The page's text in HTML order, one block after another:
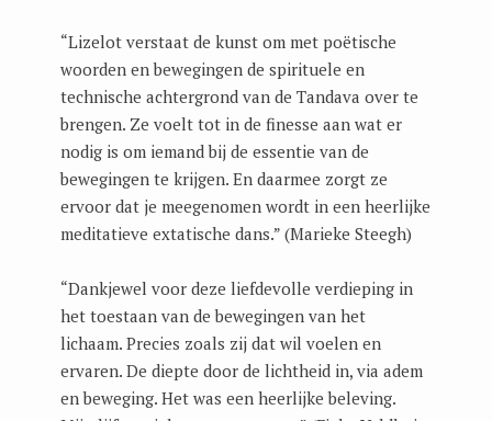
“Lizelot verstaat de kunst om met poëtische
woorden en bewegingen de spirituele en
technische achtergrond van de Tandava over te
brengen. Ze voelt tot in de finesse aan wat er
nodig is om iemand bij de essentie van de
bewegingen te krijgen. En daarmee zorgt ze
ervoor dat je meegenomen wordt in een heerlijke
meditatieve extatische dans.” (Marieke Steegh)
“Dankjewel voor deze liefdevolle verdieping in
het toestaan van de bewegingen van het
lichaam. Precies zoals zij dat wil voelen en
ervaren. De diepte door de lichtheid in, via adem
en beweging. Het was een heerlijke beleving.